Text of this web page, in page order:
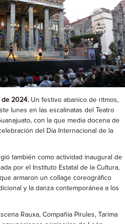
de 2024. Un festivo abanico de ritmos,
lunes en las escalinatas del Teatro
con la que media docena de
del Día Internacional de la
también como actividad inaugural de
por el Instituto Estatal de la Cultura,
armaron un collage coreográfico
y la danza contemporánea a los
Rauxa, Compañía Pirules, Tarima